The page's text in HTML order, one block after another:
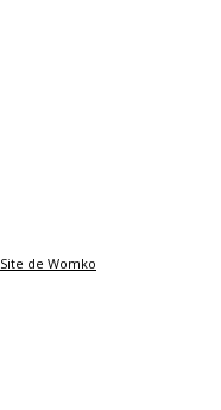
Site de Womko